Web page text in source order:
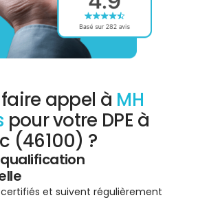
appel à MH
pour votre DPE à
(46100) ?
et suivent régulièrement